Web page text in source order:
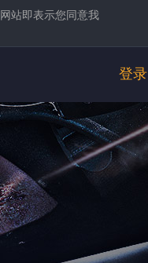
站即表示您同意我
登录
势